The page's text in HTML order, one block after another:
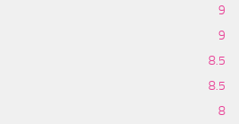
9
9
8.5
8.5
8